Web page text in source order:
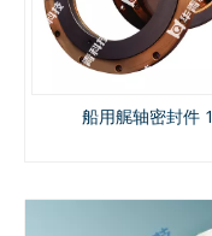
船用艉轴密封件 1